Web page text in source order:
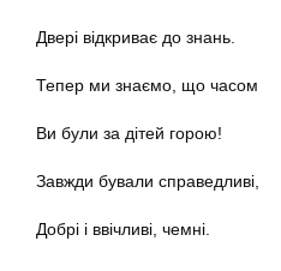
Двері відкриває до знань.
Тепер ми знаємо, що часом
Ви були за дітей горою!
Завжди бували справедливі,
Добрі і ввічливі, чемні.